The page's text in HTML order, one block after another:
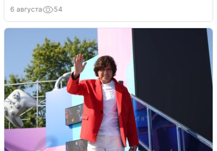
6 августа 54